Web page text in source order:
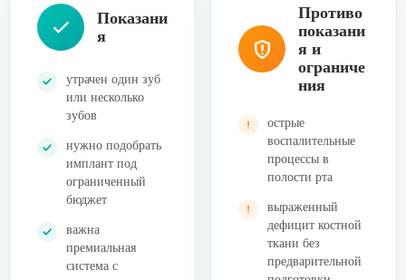
Показани
я
утрачен один зуб
или несколько
зубов
нужно подобрать
имплант под
ограниченный
бюджет
важна
премиальная
система с
Противо
показани
я и
ограниче
ния
острые
воспалительные
процессы в
полости рта
выраженный
дефицит костной
ткани без
предварительной